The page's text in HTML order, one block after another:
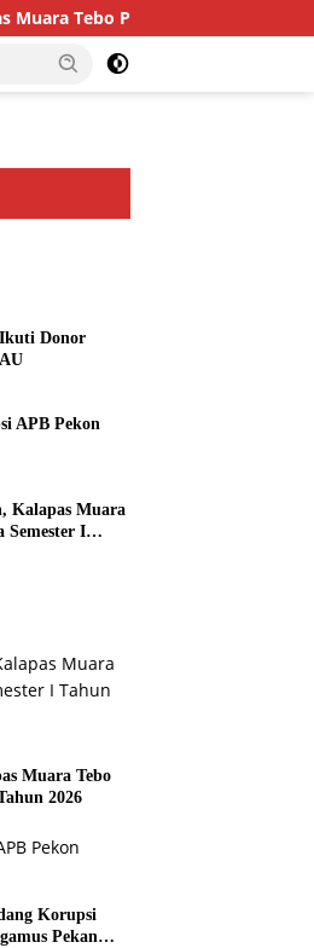
Tebo Paparkan Anev Kinerja
Donor
APB Pekon
Kalapas Muara
Semester I
Muara Tebo
2026
Korupsi
Pekan